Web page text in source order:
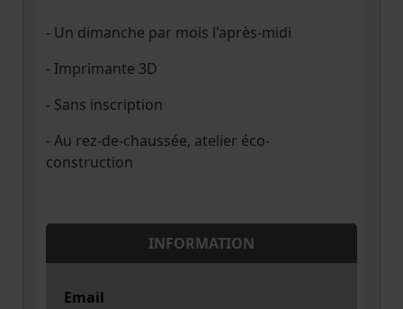
- Un dimanche par mois l'après-midi
- Imprimante 3D
- Sans inscription
- Au rez-de-chaussée, atelier éco-
construction
INFORMATION
Email